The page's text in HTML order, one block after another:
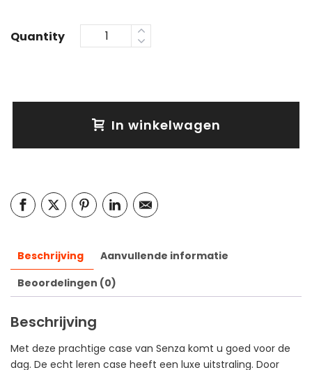
Quantity
In winkelwagen
Beschrijving
Aanvullende informatie
Beoordelingen (0)
Beschrijving
Met deze prachtige case van Senza komt u goed voor de
dag. De echt leren case heeft een luxe uitstraling. Door